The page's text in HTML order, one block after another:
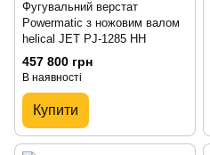
Фугувальний верстат
Powermatic з ножовим валом
helical JET PJ-1285 HH
457 800 грн
В наявності
Купити